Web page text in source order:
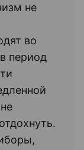
не
во
период